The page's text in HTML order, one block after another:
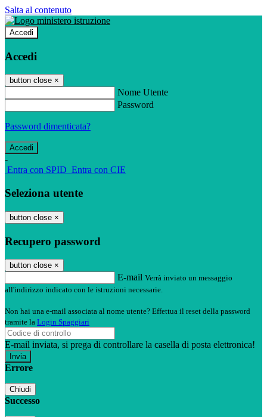
Salta al contenuto
Accedi
Accedi
button close ×
Nome Utente
Password
Password dimenticata?
-
Entra con SPID Entra con CIE
Seleziona utente
button close ×
Recupero password
button close ×
E-mail Verrà inviato un messaggio
all'indirizzo indicato con le istruzioni necessarie.
Non hai una e-mail associata al nome utente? Effettua il reset della password
tramite la Login Spaggiari
E-mail inviata, si prega di controllare la casella di posta elettronica!
Errore
Chiudi
Successo